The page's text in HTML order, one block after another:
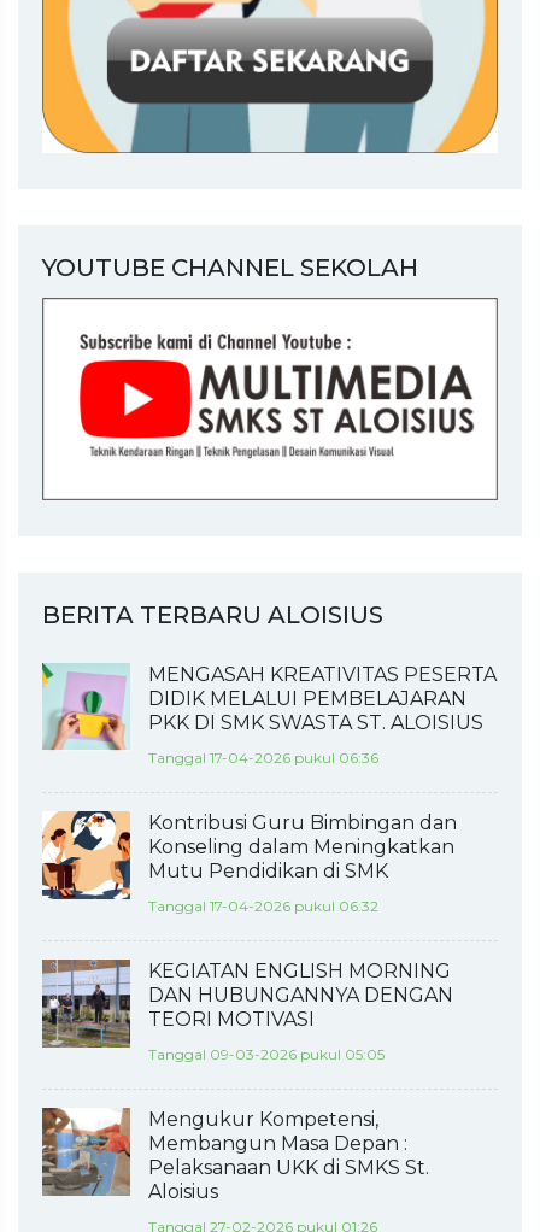
YOUTUBE CHANNEL SEKOLAH
BERITA TERBARU ALOISIUS
MENGASAH KREATIVITAS PESERTA
DIDIK MELALUI PEMBELAJARAN
PKK DI SMK SWASTA ST. ALOISIUS
Tanggal 17-04-2026 pukul 06:36
Kontribusi Guru Bimbingan dan
Konseling dalam Meningkatkan
Mutu Pendidikan di SMK
Tanggal 17-04-2026 pukul 06:32
KEGIATAN ENGLISH MORNING
DAN HUBUNGANNYA DENGAN
TEORI MOTIVASI
Tanggal 09-03-2026 pukul 05:05
Mengukur Kompetensi,
Membangun Masa Depan :
Pelaksanaan UKK di SMKS St.
Aloisius
Tanggal 27-02-2026 pukul 01:26